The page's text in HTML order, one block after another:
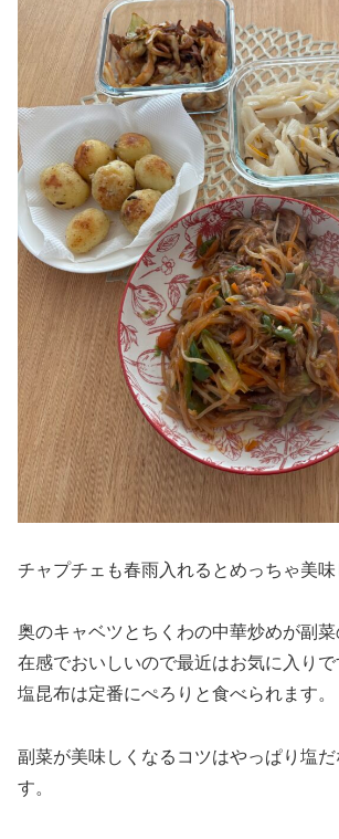
チャプチェも春雨入れるとめっちゃ美
奥のキャベツとちくわの中華炒めが副
在感でおいしいので最近はお気に入り
塩昆布は定番にぺろりと食べられます。
副菜が美味しくなるコツはやっぱり塩
す。